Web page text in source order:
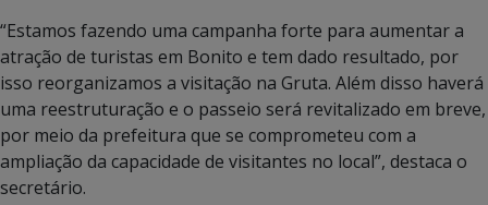
“Estamos fazendo uma campanha forte para aumentar a
atração de turistas em Bonito e tem dado resultado, por
isso reorganizamos a visitação na Gruta. Além disso haverá
uma reestruturação e o passeio será revitalizado em breve,
por meio da prefeitura que se comprometeu com a
ampliação da capacidade de visitantes no local”, destaca o
secretário.